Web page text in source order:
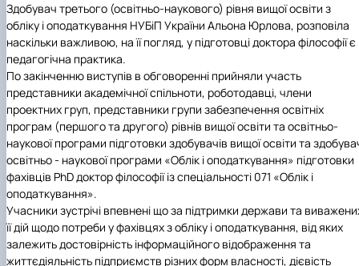
Здобувач третього (освітньо-наукового) рівня вищої освіти з
обліку і оподаткування НУБіП України Альона Юрлова, розповіла
наскільки важливою, на її погляд, у підготовці доктора філософії є
педагогічна практика.
По закінченню виступів в обговоренні прийняли участь
представники академічної спільноти, роботодавці, члени
проектних груп, представники групи забезпечення освітніх
програм (першого та другого) рівнів вищої освіти та освітньо-
наукової програми підготовки здобувачів вищої освіти та
освітньо - наукової програми «Облік і оподаткування» підготовки
фахівців PhD доктор філософії із спеціальності 071 «Облік і
оподаткування».
Учасники зустрічі впевнені що за підтримки держави та
її дій щодо потреби у фахівцях з обліку і оподаткування, від яких
залежить достовірність інформаційного відображення та
життєдіяльність підприємств різних форм власності, дієвість